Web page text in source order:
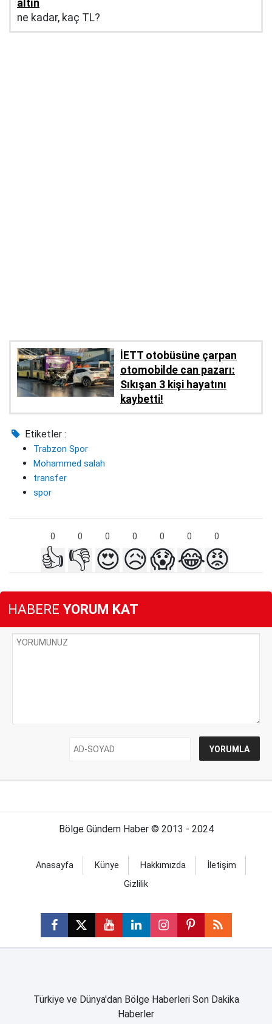
altın
ne kadar, kaç TL?
İETT otobüsüne çarpan
otomobilde can pazarı:
Sıkışan 3 kişi hayatını
kaybetti!
Etiketler :
Trabzon Spor
Mohammed salah
transfer
spor
0 0 0 0 0 0 0
👍 👎 😍😥😱😂😡
HABERE YORUM KAT
Bölge Gündem Haber © 2013 - 2024
Anasayfa Künye Hakkımızda
İletişim
Gizlilik
Türkiye ve Dünya'dan Bölge Haberleri Son Dakika
Haberler